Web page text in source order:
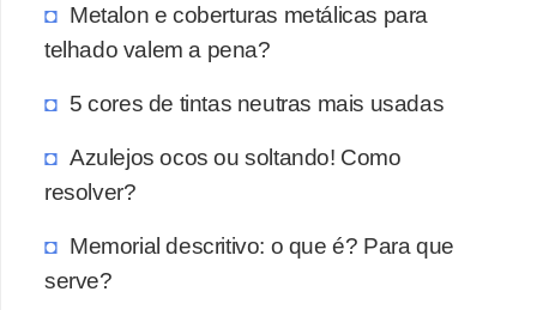
Metalon e coberturas metálicas para
telhado valem a pena?
5 cores de tintas neutras mais usadas
Azulejos ocos ou soltando! Como
resolver?
Memorial descritivo: o que é? Para que
serve?
u
a
c
s
a
M
ó